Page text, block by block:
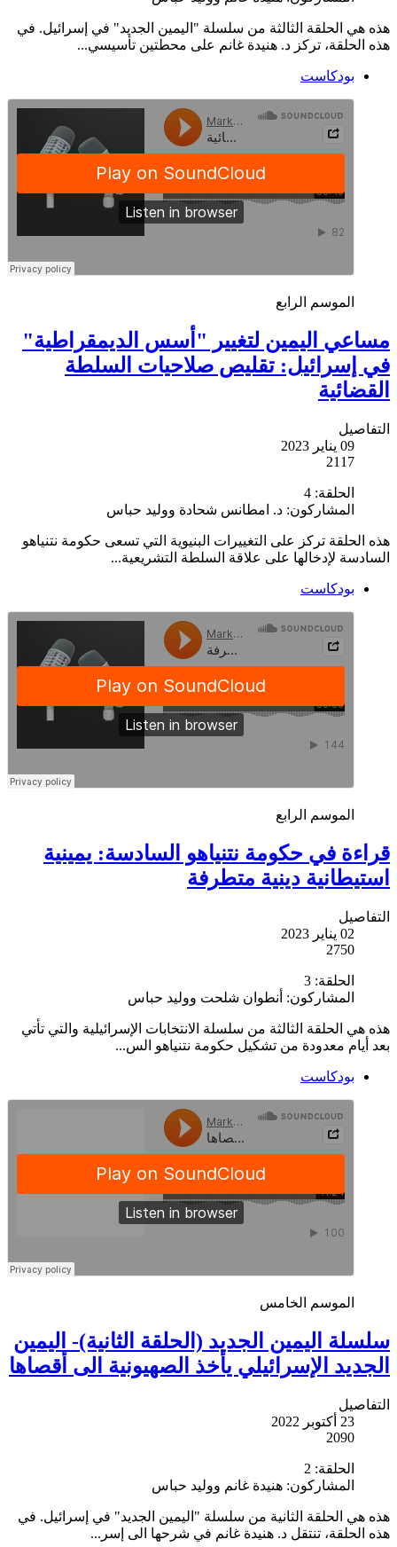
هذه هي الحلقة الثالثة من سلسلة "اليمين الجديد" في إسرائيل. في
هذه الحلقة، تركز د. هنيدة غانم على محطتين تأسيسي...
بودكاست
الموسم الرابع
مساعي اليمين لتغيير "أسس الديمقراطية"
في إسرائيل: تقليص صلاحيات السلطة
القضائية
التفاصيل
09 يناير 2023
2117
الحلقة: 4
المشاركون: د. امطانس شحادة ووليد حباس
هذه الحلقة تركز على التغييرات البنيوية التي تسعى حكومة نتنياهو
السادسة لإدخالها على علاقة السلطة التشريعية...
بودكاست
الموسم الرابع
قراءة في حكومة نتنياهو السادسة: يمينية
استيطانية دينية متطرفة
التفاصيل
02 يناير 2023
2750
الحلقة: 3
المشاركون: أنطوان شلحت ووليد حباس
هذه هي الحلقة الثالثة من سلسلة الانتخابات الإسرائيلية والتي تأتي
بعد أيام معدودة من تشكيل حكومة نتنياهو الس...
بودكاست
الموسم الخامس
سلسلة اليمين الجديد (الحلقة الثانية)- اليمين
الجديد الإسرائيلي يأخذ الصهيونية الى أقصاها
التفاصيل
23 أكتوبر 2022
2090
الحلقة: 2
المشاركون: هنيدة غانم ووليد حباس
هذه هي الحلقة الثانية من سلسلة "اليمين الجديد" في إسرائيل. في
هذه الحلقة، تنتقل د. هنيدة غانم في شرحها الى إسر...